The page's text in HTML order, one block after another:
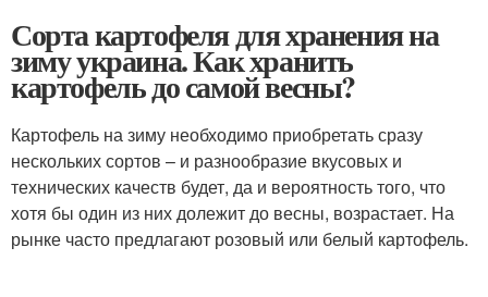
Сорта картофеля для хранения на
зиму украина. Как хранить
картофель до самой весны?
Картофель на зиму необходимо приобретать сразу
нескольких сортов – и разнообразие вкусовых и
технических качеств будет, да и вероятность того, что
хотя бы один из них долежит до весны, возрастает. На
рынке часто предлагают розовый или белый картофель.